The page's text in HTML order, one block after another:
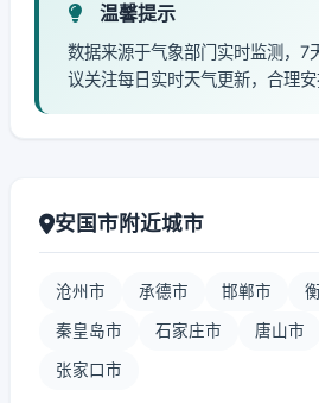
温馨提示
数据来源于气象部门实时监测，7
议关注每日实时天气更新，合理安
安国市附近城市
沧州市 承德市 邯郸市
秦皇岛市 石家庄市 唐山市
张家口市